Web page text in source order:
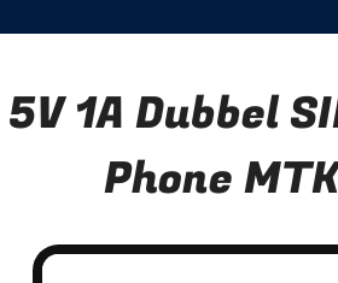
5V 1A Dubbel
Phone